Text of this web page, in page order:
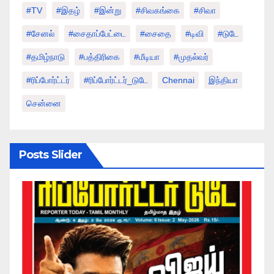
#TV #இதழ் #இன்று #சிவகங்கை #சிவா
#சேனல் #சைதாப்பேட்டை #சைதை #டிவி #டுடே
#தமிழ்நாடு #பத்திரிகை #மீடியா #முதல்வர்
#ரிப்போர்ட்டர் #ரிப்போர்ட்டர்_டுடே Chennai இந்தியா
சென்னை
Posts Slider